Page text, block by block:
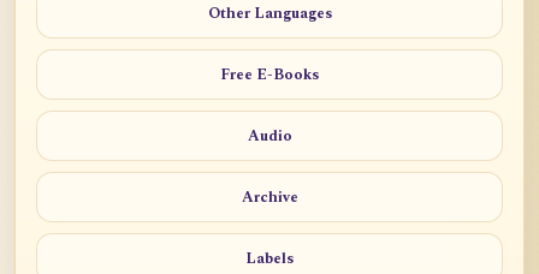
Other Languages
Free E-Books
Audio
Archive
Labels